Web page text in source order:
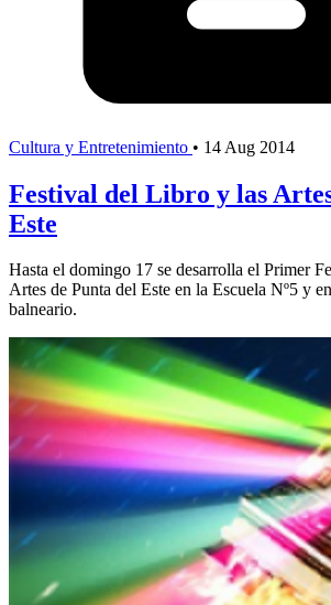
Cultura y Entretenimiento • 14 Aug 2014
Festival del Libro y las
Este
Hasta el domingo 17 se desarrolla el Primer
Artes de Punta del Este en la Escuela Nº5 y
balneario.